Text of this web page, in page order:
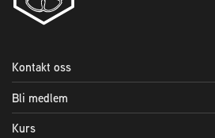
Kontakt oss
Bli medlem
Kurs